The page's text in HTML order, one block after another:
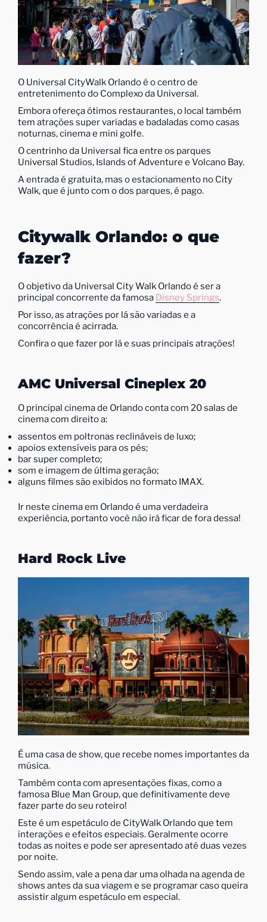
O Universal CityWalk Orlando é o centro de
entretenimento do Complexo da Universal.
Embora ofereça ótimos restaurantes, o local também
tem atrações super variadas e badaladas como casas
noturnas, cinema e mini golfe.
O centrinho da Universal fica entre os parques
Universal Studios, Islands of Adventure e Volcano Bay.
A entrada é gratuita, mas o estacionamento no City
Walk, que é junto com o dos parques, é pago.
Citywalk Orlando: o que
fazer?
O objetivo da Universal City Walk Orlando é ser a
principal concorrente da famosa Disney Springs.
Por isso, as atrações por lá são variadas e a
concorrência é acirrada.
Confira o que fazer por lá e suas principais atrações!
AMC Universal Cineplex 20
O principal cinema de Orlando conta com 20 salas de
cinema com direito a:
assentos em poltronas reclináveis de luxo;
apoios extensíveis para os pés;
bar super completo;
som e imagem de última geração;
alguns filmes são exibidos no formato IMAX.
Ir neste cinema em Orlando é uma verdadeira
experiência, portanto você não irá ficar de fora dessa!
Hard Rock Live
É uma casa de show, que recebe nomes importantes da
música.
Também conta com apresentações fixas, como a
famosa Blue Man Group, que definitivamente deve
fazer parte do seu roteiro!
Este é um espetáculo de CityWalk Orlando que tem
interações e efeitos especiais. Geralmente ocorre
todas as noites e pode ser apresentado até duas vezes
por noite.
Sendo assim, vale a pena dar uma olhada na agenda de
shows antes da sua viagem e se programar caso queira
assistir algum espetáculo em especial.